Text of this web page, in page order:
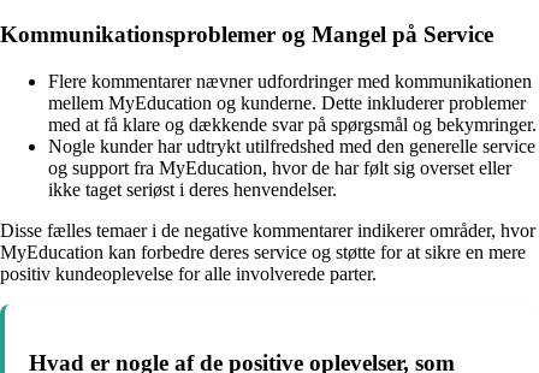
Kommunikationsproblemer og Mangel på Service
Flere kommentarer nævner udfordringer med kommunikationen
mellem MyEducation og kunderne. Dette inkluderer problemer
med at få klare og dækkende svar på spørgsmål og bekymringer.
Nogle kunder har udtrykt utilfredshed med den generelle service
og support fra MyEducation, hvor de har følt sig overset eller
ikke taget seriøst i deres henvendelser.
Disse fælles temaer i de negative kommentarer indikerer områder, hvor
MyEducation kan forbedre deres service og støtte for at sikre en mere
positiv kundeoplevelse for alle involverede parter.
Hvad er nogle af de positive oplevelser, som